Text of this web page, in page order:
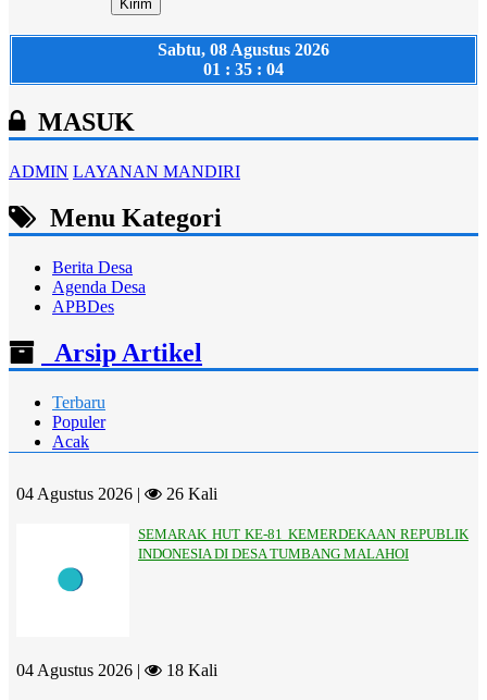
Sabtu, 08 Agustus 2026
01 : 35 : 04
MASUK
ADMIN LAYANAN MANDIRI
Menu Kategori
Berita Desa
Agenda Desa
APBDes
Arsip Artikel
Terbaru
Populer
Acak
04 Agustus 2026 | 26 Kali
SEMARAK HUT KE-81 KEMERDEKAAN REPUBLIK
INDONESIA DI DESA TUMBANG MALAHOI
04 Agustus 2026 | 18 Kali